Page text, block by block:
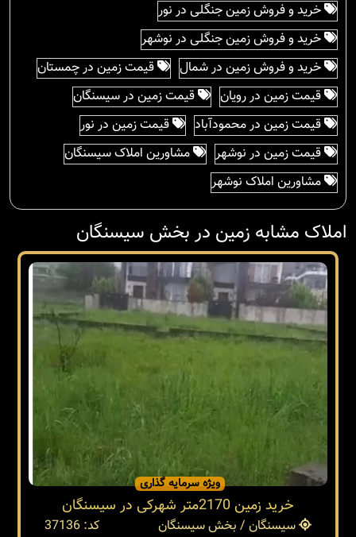
خرید و فروش زمین جنگلی در نور
خرید و فروش زمین جنگلی در نوشهر
خرید و فروش زمین در شمال
قیمت زمین در چمستان
قیمت زمین در رویان
قیمت زمین در سیسنگان
قیمت زمین در محمودآباد
قیمت زمین در نور
قیمت زمین در نوشهر
مشاورین املاک سیسنگان
مشاورین املاک نوشهر
املاک مشابه زمین در بخش سیسنگان
ویژه سرمایه گذاری
خرید زمین 2170متر شهرکی در سیسنگان
سیسنگان / بخش سیسنگان
کد: 37136